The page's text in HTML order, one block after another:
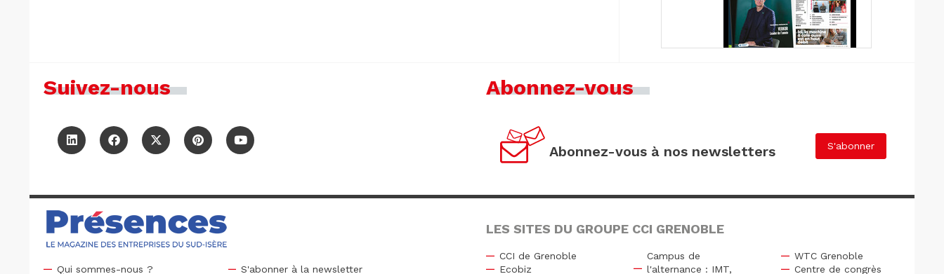
Suivez-nous Abonnez-vous
Abonnez-vous à nos newsletters S'abonner
Qui sommes-nous ? S'abonner à la newsletter
LES SITES DU GROUPE CCI GRENOBLE
CCI de Grenoble
Ecobiz
Campus de
l'alternance : IMT,
WTC Grenoble
Centre de congrès